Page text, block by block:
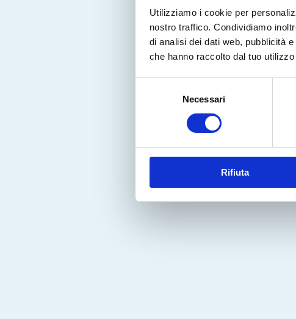
Utilizziamo i cookie per
nostro traffico. Condividiamo
di analisi dei dati web, pubblicità
che hanno raccolto dal tuo
Necessari
Rifiuta